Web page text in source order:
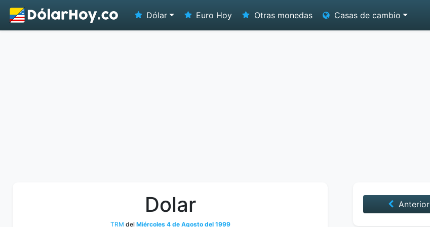
Dólar Euro Hoy Otras monedas Casas de cambio
Dolar
TRM del Miércoles 4 de Agosto del 1999
Anterior